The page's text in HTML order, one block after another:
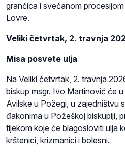
grančica i svečanom
Lovre.
Veliki četvrtak, 2. travnja
Misa posvete ulja
Na Veliki četvrtak, 2. travnja
biskup msgr. Ivo Martinović će
Avilske u Požegi, u zajedništvu
đakonima u Požeškoj biskupiji,
tijekom koje će blagosloviti ulja
krštenici, krizmanici i bolesni.